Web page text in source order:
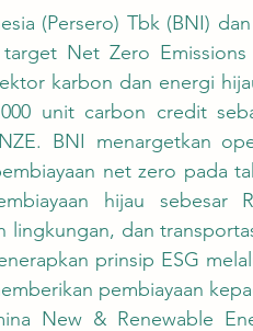
Net Zero
karbon dan energi
unit carbon credit
BNI menargetkan
net zero pada
hijau sebesar
lingkungan, dan
prinsip ESG
pembiayaan